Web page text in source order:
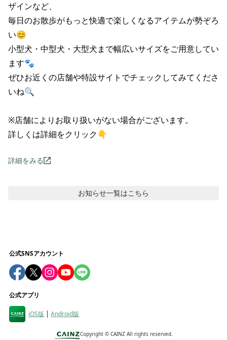
ザインなど、
毎日のお散歩がもっと快適で楽しくなるアイテムが勢ぞろ
い😊
小型犬・中型犬・大型犬まで幅広いサイズをご用意してい
ます🐾
ぜひお近くの店舗や特設サイトでチェックしてみてくださ
いね🔍
※店舗によりお取り扱いがない場合がございます。
詳しくは詳細をクリック👇
詳細をみる
お知らせ一覧はこちら
公式SNSアカウント
公式アプリ
iOS版 Android版
Copyright © CAINZ All rights reserved.